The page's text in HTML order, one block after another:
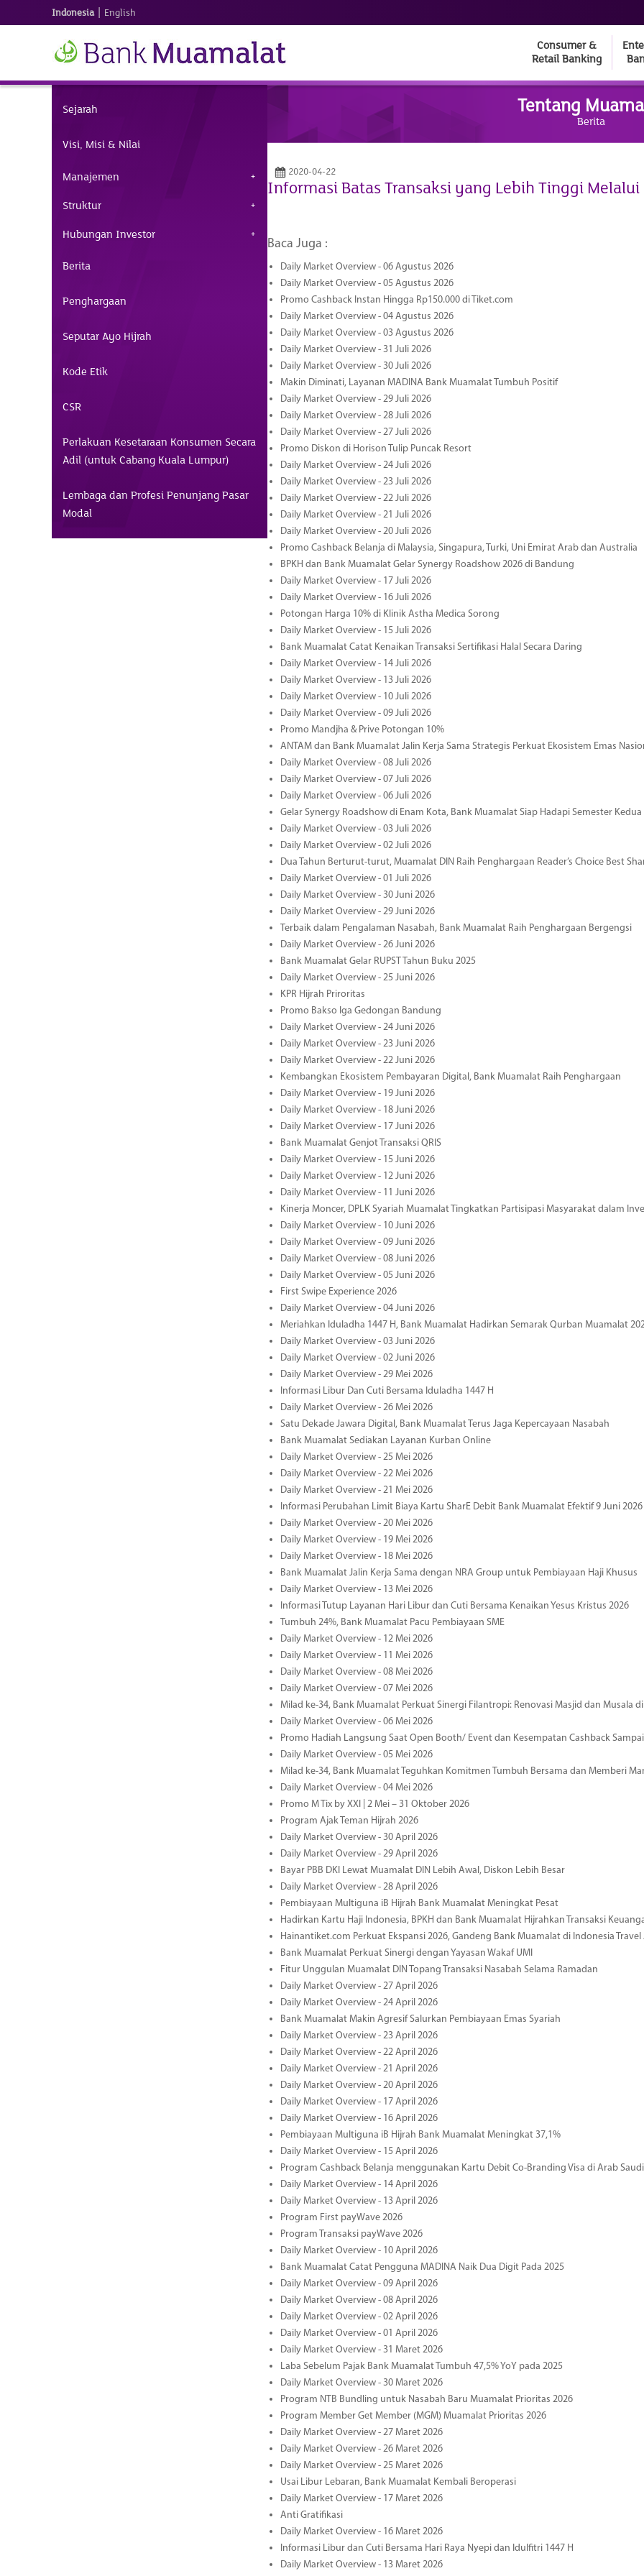
Indonesia | English
Consumer &
Retail Banking
Sejarah
Visi, Misi & Nilai
Manajemen
Struktur
Hubungan Investor
Berita
Penghargaan
Seputar Ayo Hijrah
Kode Etik
CSR
Perlakuan Kesetaraan Konsumen Secara
Adil (untuk Cabang Kuala Lumpur)
Lembaga dan Profesi Penunjang Pasar
Modal
Tentang
Berita
2020-04-22
Informasi Batas Transaksi yang Lebih Tinggi
Baca Juga :
Daily Market Overview - 06 Agustus 2026
Daily Market Overview - 05 Agustus 2026
Promo Cashback Instan Hingga Rp150.000 di Tiket.com
Daily Market Overview - 04 Agustus 2026
Daily Market Overview - 03 Agustus 2026
Daily Market Overview - 31 Juli 2026
Daily Market Overview - 30 Juli 2026
Makin Diminati, Layanan MADINA Bank Muamalat Tumbuh Positif
Daily Market Overview - 29 Juli 2026
Daily Market Overview - 28 Juli 2026
Daily Market Overview - 27 Juli 2026
Promo Diskon di Horison Tulip Puncak Resort
Daily Market Overview - 24 Juli 2026
Daily Market Overview - 23 Juli 2026
Daily Market Overview - 22 Juli 2026
Daily Market Overview - 21 Juli 2026
Daily Market Overview - 20 Juli 2026
Promo Cashback Belanja di Malaysia, Singapura, Turki, Uni Emirat Arab dan Australia
BPKH dan Bank Muamalat Gelar Synergy Roadshow 2026 di Bandung
Daily Market Overview - 17 Juli 2026
Daily Market Overview - 16 Juli 2026
Potongan Harga 10% di Klinik Astha Medica Sorong
Daily Market Overview - 15 Juli 2026
Bank Muamalat Catat Kenaikan Transaksi Sertifikasi Halal Secara Daring
Daily Market Overview - 14 Juli 2026
Daily Market Overview - 13 Juli 2026
Daily Market Overview - 10 Juli 2026
Daily Market Overview - 09 Juli 2026
Promo Mandjha & Prive Potongan 10%
ANTAM dan Bank Muamalat Jalin Kerja Sama Strategis Perkuat Ekosistem Emas
Daily Market Overview - 08 Juli 2026
Daily Market Overview - 07 Juli 2026
Daily Market Overview - 06 Juli 2026
Gelar Synergy Roadshow di Enam Kota, Bank Muamalat Siap Hadapi Semester Kedua
Daily Market Overview - 03 Juli 2026
Daily Market Overview - 02 Juli 2026
Dua Tahun Berturut-turut, Muamalat DIN Raih Penghargaan Reader’s Choice Best
Daily Market Overview - 01 Juli 2026
Daily Market Overview - 30 Juni 2026
Daily Market Overview - 29 Juni 2026
Terbaik dalam Pengalaman Nasabah, Bank Muamalat Raih Penghargaan Bergengsi
Daily Market Overview - 26 Juni 2026
Bank Muamalat Gelar RUPST Tahun Buku 2025
Daily Market Overview - 25 Juni 2026
KPR Hijrah Priroritas
Promo Bakso Iga Gedongan Bandung
Daily Market Overview - 24 Juni 2026
Daily Market Overview - 23 Juni 2026
Daily Market Overview - 22 Juni 2026
Kembangkan Ekosistem Pembayaran Digital, Bank Muamalat Raih Penghargaan
Daily Market Overview - 19 Juni 2026
Daily Market Overview - 18 Juni 2026
Daily Market Overview - 17 Juni 2026
Bank Muamalat Genjot Transaksi QRIS
Daily Market Overview - 15 Juni 2026
Daily Market Overview - 12 Juni 2026
Daily Market Overview - 11 Juni 2026
Kinerja Moncer, DPLK Syariah Muamalat Tingkatkan Partisipasi Masyarakat dalam
Daily Market Overview - 10 Juni 2026
Daily Market Overview - 09 Juni 2026
Daily Market Overview - 08 Juni 2026
Daily Market Overview - 05 Juni 2026
First Swipe Experience 2026
Daily Market Overview - 04 Juni 2026
Meriahkan Iduladha 1447 H, Bank Muamalat Hadirkan Semarak Qurban Muamalat
Daily Market Overview - 03 Juni 2026
Daily Market Overview - 02 Juni 2026
Daily Market Overview - 29 Mei 2026
Informasi Libur Dan Cuti Bersama Iduladha 1447 H
Daily Market Overview - 26 Mei 2026
Satu Dekade Jawara Digital, Bank Muamalat Terus Jaga Kepercayaan Nasabah
Bank Muamalat Sediakan Layanan Kurban Online
Daily Market Overview - 25 Mei 2026
Daily Market Overview - 22 Mei 2026
Daily Market Overview - 21 Mei 2026
Informasi Perubahan Limit Biaya Kartu SharE Debit Bank Muamalat Efektif 9 Juni 2026
Daily Market Overview - 20 Mei 2026
Daily Market Overview - 19 Mei 2026
Daily Market Overview - 18 Mei 2026
Bank Muamalat Jalin Kerja Sama dengan NRA Group untuk Pembiayaan Haji Khusus
Daily Market Overview - 13 Mei 2026
Informasi Tutup Layanan Hari Libur dan Cuti Bersama Kenaikan Yesus Kristus 2026
Tumbuh 24%, Bank Muamalat Pacu Pembiayaan SME
Daily Market Overview - 12 Mei 2026
Daily Market Overview - 11 Mei 2026
Daily Market Overview - 08 Mei 2026
Daily Market Overview - 07 Mei 2026
Milad ke-34, Bank Muamalat Perkuat Sinergi Filantropi: Renovasi Masjid dan Musala
Daily Market Overview - 06 Mei 2026
Promo Hadiah Langsung Saat Open Booth/ Event dan Kesempatan Cashback
Daily Market Overview - 05 Mei 2026
Milad ke-34, Bank Muamalat Teguhkan Komitmen Tumbuh Bersama dan Memberi
Daily Market Overview - 04 Mei 2026
Promo M Tix by XXI | 2 Mei – 31 Oktober 2026
Program Ajak Teman Hijrah 2026
Daily Market Overview - 30 April 2026
Daily Market Overview - 29 April 2026
Bayar PBB DKI Lewat Muamalat DIN Lebih Awal, Diskon Lebih Besar
Daily Market Overview - 28 April 2026
Pembiayaan Multiguna iB Hijrah Bank Muamalat Meningkat Pesat
Hadirkan Kartu Haji Indonesia, BPKH dan Bank Muamalat Hijrahkan Transaksi
Hainantiket.com Perkuat Ekspansi 2026, Gandeng Bank Muamalat di Indonesia
Bank Muamalat Perkuat Sinergi dengan Yayasan Wakaf UMI
Fitur Unggulan Muamalat DIN Topang Transaksi Nasabah Selama Ramadan
Daily Market Overview - 27 April 2026
Daily Market Overview - 24 April 2026
Bank Muamalat Makin Agresif Salurkan Pembiayaan Emas Syariah
Daily Market Overview - 23 April 2026
Daily Market Overview - 22 April 2026
Daily Market Overview - 21 April 2026
Daily Market Overview - 20 April 2026
Daily Market Overview - 17 April 2026
Daily Market Overview - 16 April 2026
Pembiayaan Multiguna iB Hijrah Bank Muamalat Meningkat 37,1%
Daily Market Overview - 15 April 2026
Program Cashback Belanja menggunakan Kartu Debit Co-Branding Visa di Arab Saudi
Daily Market Overview - 14 April 2026
Daily Market Overview - 13 April 2026
Program First payWave 2026
Program Transaksi payWave 2026
Daily Market Overview - 10 April 2026
Bank Muamalat Catat Pengguna MADINA Naik Dua Digit Pada 2025
Daily Market Overview - 09 April 2026
Daily Market Overview - 08 April 2026
Daily Market Overview - 02 April 2026
Daily Market Overview - 01 April 2026
Daily Market Overview - 31 Maret 2026
Laba Sebelum Pajak Bank Muamalat Tumbuh 47,5% YoY pada 2025
Daily Market Overview - 30 Maret 2026
Program NTB Bundling untuk Nasabah Baru Muamalat Prioritas 2026
Program Member Get Member (MGM) Muamalat Prioritas 2026
Daily Market Overview - 27 Maret 2026
Daily Market Overview - 26 Maret 2026
Daily Market Overview - 25 Maret 2026
Usai Libur Lebaran, Bank Muamalat Kembali Beroperasi
Daily Market Overview - 17 Maret 2026
Anti Gratifikasi
Daily Market Overview - 16 Maret 2026
Informasi Libur dan Cuti Bersama Hari Raya Nyepi dan Idulfitri 1447 H
Daily Market Overview - 13 Maret 2026